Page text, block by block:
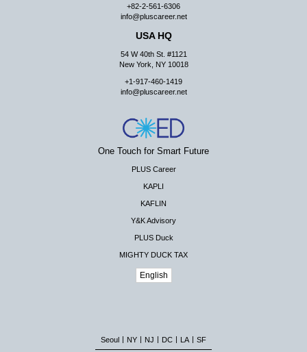
+82-2-561-6306
info@pluscareer.net
USA HQ
54 W 40th St. #1121
New York, NY 10018
+1-917-460-1419
info@pluscareer.net
One Touch for Smart Future
PLUS Career
KAPLI
KAFLIN
Y&K Advisory
PLUS Duck
MIGHTY DUCK TAX
English
Seoul | NY | NJ | DC | LA | SF